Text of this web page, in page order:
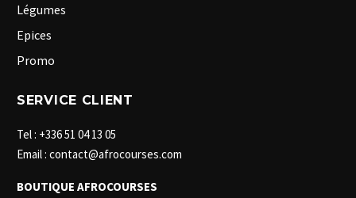
Légumes
Epices
Promo
SERVICE CLIENT
Tel : +336 51 04 13 05
Email : contact@afrocourses.com
BOUTIQUE AFROCOURSES